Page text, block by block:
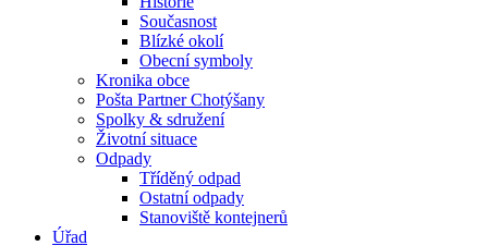
Současnost
Blízké okolí
Obecní symboly
Kronika obce
Pošta Partner Chotýšany
Spolky & sdružení
Životní situace
Odpady
Tříděný odpad
Ostatní odpady
Stanoviště kontejnerů
Úřad